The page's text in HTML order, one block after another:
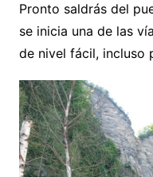
Pronto saldrás del
se inicia una de las
de nivel fácil, incluso